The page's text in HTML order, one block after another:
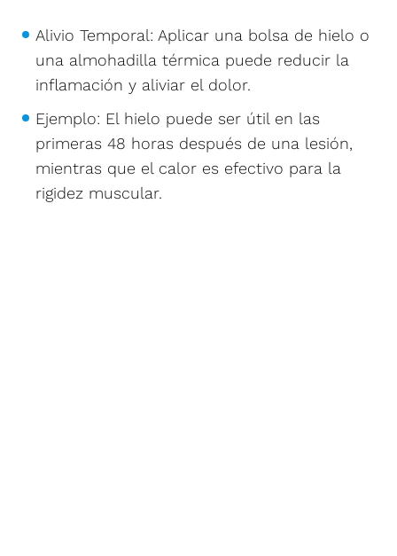
Alivio Temporal: Aplicar una bolsa de hielo o
una almohadilla térmica puede reducir la
inflamación y aliviar el dolor.
Ejemplo: El hielo puede ser útil en las
primeras 48 horas después de una lesión,
mientras que el calor es efectivo para la
rigidez muscular.